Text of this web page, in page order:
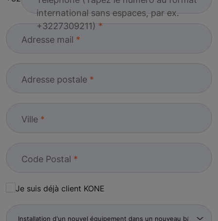
international sans espaces, par ex.
+3227309211)
Adresse mail
Adresse postale
Ville
Code Postal
Je suis déjà client KONE